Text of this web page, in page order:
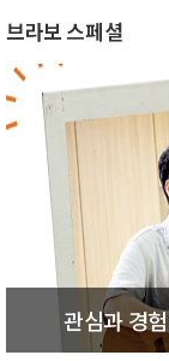
브라보 스페셜
관심과 경